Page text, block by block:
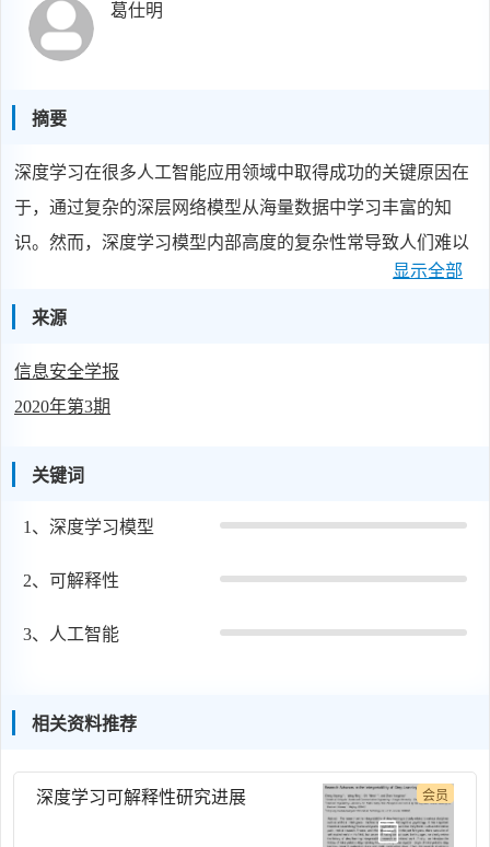
葛仕明
摘要
深度学习在很多人工智能应用领域中取得成功的关键原因在
于，通过复杂的深层网络模型从海量数据中学习丰富的知
识。然而，深度学习模型内部高度的复杂性常导致人们难以
理解模型的决策结果，造成深度学习模型的不可解释性，从
而限制了模型的实际部署。因此，亟需提高深度学习模型的
展。本文旨在对深度学习模型可解释性的研究进展进行系统
性的调研，从可解释性原理的角度对现有方法进行分类，并
可解释性研究存在的问题，以及深度学习模型可解释性的发
展趋势。为全面掌握模型可解释性的研究进展以及未来的研
显示全部
来源
信息安全学报
2020年第3期
关键词
1、 深度学习模型
2、 可解释性
3、 人工智能
相关资料推荐
深度学习可解释性研究进展 会员